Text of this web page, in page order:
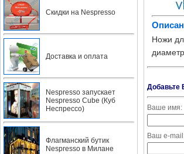
Скидки на Nespresso
Доставка и оплата
Nespresso запускает
Nespresso Cube (Куб
Неспрессо)
Флагманский бутик
Nespresso в Милане
Ножи
Добавьте
Ваше имя:
Ваш e-